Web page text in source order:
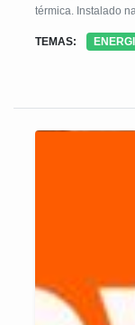
térmica. Instalado
acolhimento de
TEMAS: